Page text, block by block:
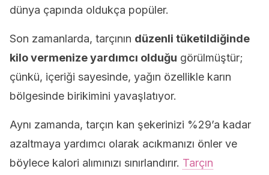
dünya çapında oldukça popüler.
Son zamanlarda, tarçının düzenli tüketildiğinde
kilo vermenize yardımcı olduğu görülmüştür;
çünkü, içeriği sayesinde, yağın özellikle karın
bölgesinde birikimini yavaşlatıyor.
Aynı zamanda, tarçın kan şekerinizi %29’a kadar
azaltmaya yardımcı olarak acıkmanızı önler ve
böylece kalori alımınızı sınırlandırır. Tarçın